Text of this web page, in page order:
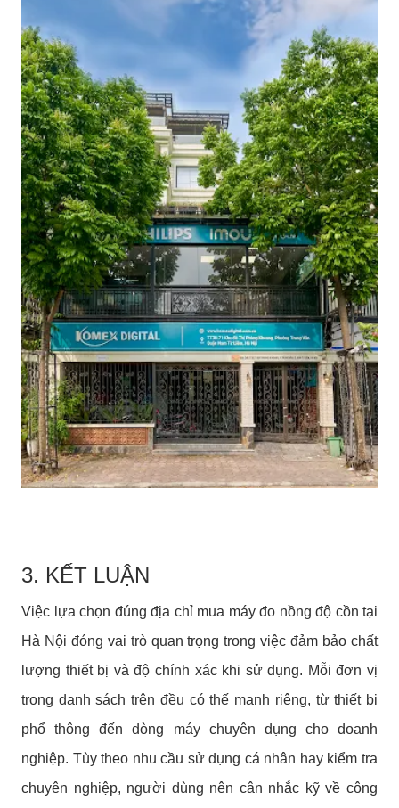
3. KẾT LUẬN
Việc lựa chọn đúng địa chỉ mua máy đo nồng độ cồn tại
Hà Nội đóng vai trò quan trọng trong việc đảm bảo chất
lượng thiết bị và độ chính xác khi sử dụng. Mỗi đơn vị
trong danh sách trên đều có thế mạnh riêng, từ thiết bị
phổ thông đến dòng máy chuyên dụng cho doanh
nghiệp. Tùy theo nhu cầu sử dụng cá nhân hay kiểm tra
chuyên nghiệp, người dùng nên cân nhắc kỹ về công